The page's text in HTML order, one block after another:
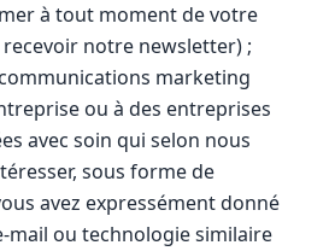
à tout moment de votre
notre newsletter) ;
marketing
ou à des entreprises
avec soin qui selon nous
sous forme de
avez expressément donné
mail ou technologie similaire